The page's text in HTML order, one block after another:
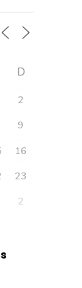
D
2
9
16
23
2